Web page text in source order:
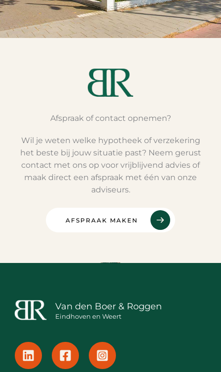
Afspraak of contact opnemen?
Wil je weten welke hypotheek of verzekering
het beste bij jouw situatie past? Neem gerust
contact met ons op voor vrijblijvend advies of
maak direct een afspraak met één van onze
adviseurs.
AFSPRAAK MAKEN
Van den Boer & Roggen
Eindhoven en Weert